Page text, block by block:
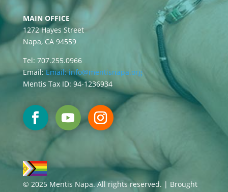
MAIN OFFICE
1272 Hayes Street
Napa, CA 94559
Tel: 707.255.0966
Email: Email:info@mentisnapa.org
Mentis Tax ID: 94-1236934
© 2025 Mentis Napa. All rights reserved. | Brought